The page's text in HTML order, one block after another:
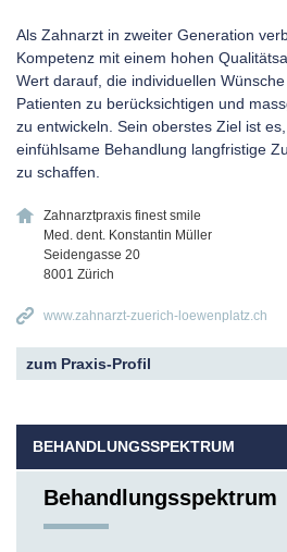
Als Zahnarzt in zweiter Generation
Kompetenz mit einem hohen
Wert darauf, die individuellen
Patienten zu berücksichtigen und
zu entwickeln. Sein oberstes Ziel ist
einfühlsame Behandlung langfristige
zu schaffen.
Zahnarztpraxis finest smile
Med. dent. Konstantin Müller
Seidengasse 20
8001 Zürich
www.zahnarzt-zuerich-loewenplatz.ch
zum Praxis-Profil
BEHANDLUNGSSPEKTRUM
Behandlungsspektrum